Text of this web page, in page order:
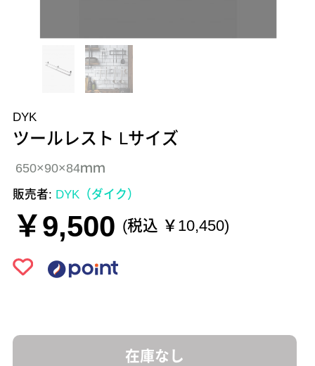
DYK
ツールレスト Lサイズ
650×90×84ｍｍ
販売者: DYK（ダイク）
￥9,500 (税込 ￥10,450)
在庫なし